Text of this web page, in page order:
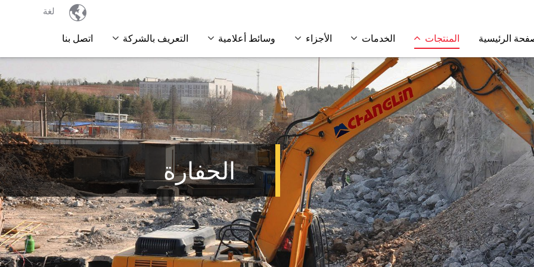
 لغة
الرئيسية المنتجات الخدمات الأجزاء وسائط أعلامية التعريف بالشركة اتصل بنا
الحفارة